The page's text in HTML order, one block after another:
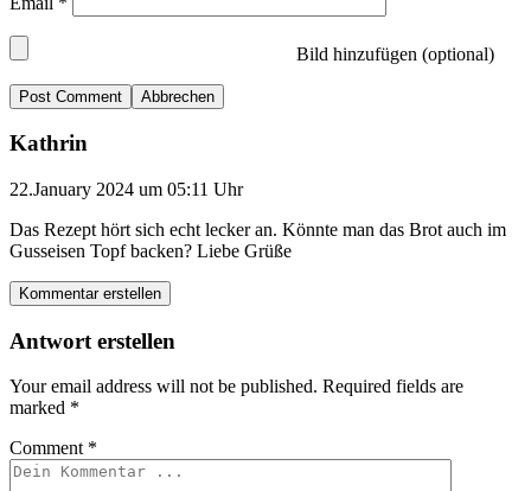
Bild hinzufügen (optional)
Abbrechen
Kathrin
22.January 2024 um 05:11 Uhr
Das Rezept hört sich echt lecker an. Könnte man das Brot auch im
Gusseisen Topf backen? Liebe Grüße
Kommentar erstellen
Antwort erstellen
Your email address will not be published. Required fields are
marked *
Comment *